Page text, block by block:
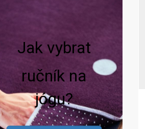
Jak vybrat
ručník na
jógu?